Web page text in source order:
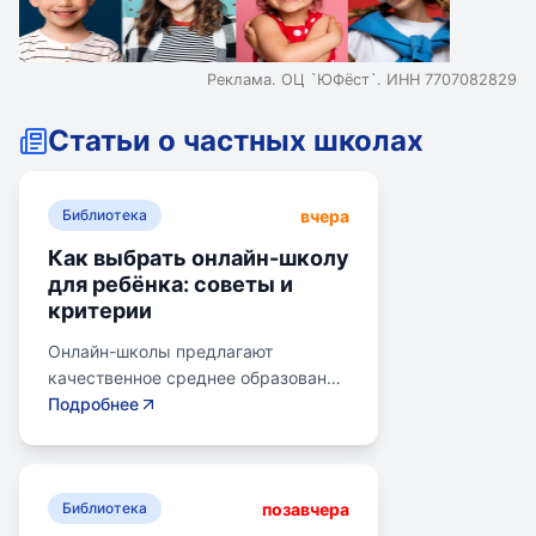
Реклама. ОЦ `ЮФёст`. ИНН 7707082829
Статьи о частных школах
Библиотека вчера
Как выбрать онлайн-школу
для ребёнка: советы и
критерии
Онлайн-школы предлагают
качественное среднее образование
без привязки к району. Важно
предпочитаемую нагрузку. Важно
Подробнее
Библиотека позавчера